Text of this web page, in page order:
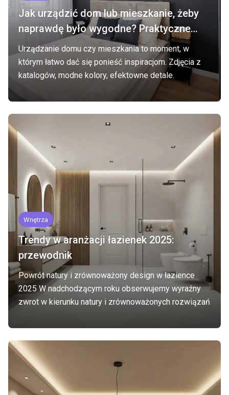
Jak urządzić dom lub mieszkanie, żeby
naprawdę było wygodne? Praktyczne
podejście do projektowania wnętrz
Urządzanie domu czy mieszkania to moment, w
którym łatwo dać się ponieść inspiracjom. Zdjęcia z
katalogów, modne kolory, efektowne detale.
Wnętrza
Trendy w aranżacji łazienek 2025:
przewodnik
Powrót natury i zrównoważony design w łazience
2025 W nadchodzącym roku obserwujemy wyraźny
zwrot w kierunku natury i zrównoważonych rozwiązań